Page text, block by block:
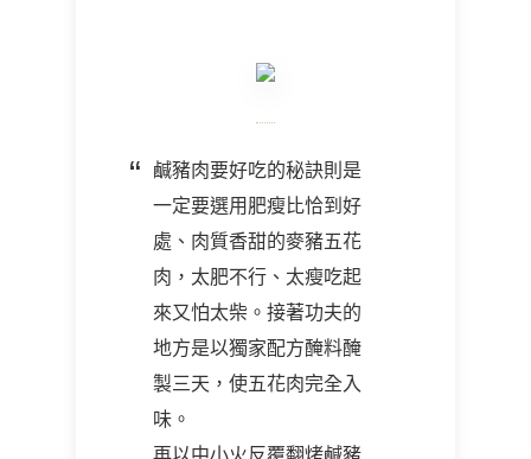
鹹豬肉要好吃的秘訣則是
一定要選用肥瘦比恰到好
處、肉質香甜的麥豬五花
肉，太肥不行、太瘦吃起
來又怕太柴。接著功夫的
地方是以獨家配方醃料醃
製三天，使五花肉完全入
味。
再以中小火反覆翻烤鹹豬